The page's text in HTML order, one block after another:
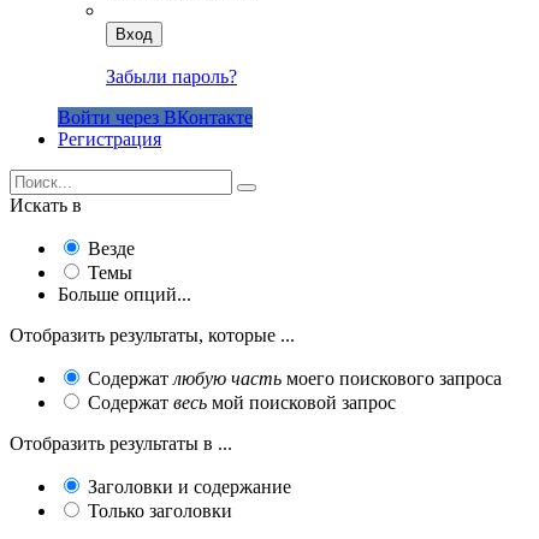
Вход
Забыли пароль?
Войти через ВКонтакте
Регистрация
Искать в
Везде
Темы
Больше опций...
Отобразить результаты, которые ...
Содержат любую часть моего поискового запроса
Содержат весь мой поисковой запрос
Отобразить результаты в ...
Заголовки и содержание
Только заголовки